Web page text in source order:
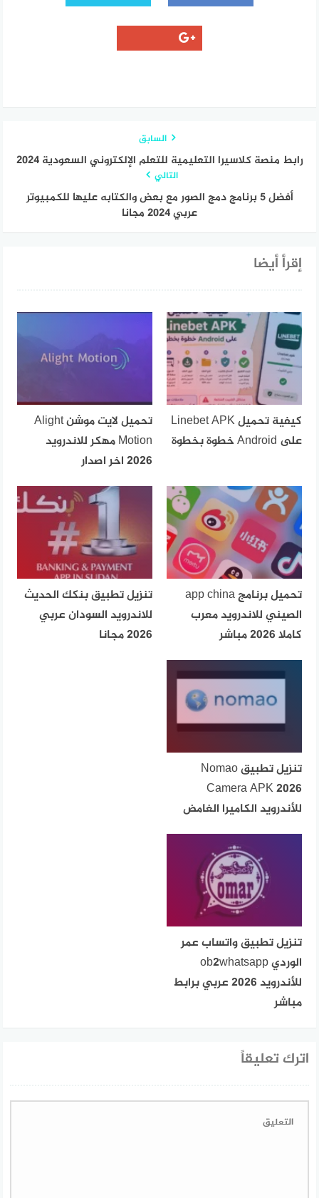
السابق
رابط منصة كلاسيرا التعليمية للتعلم الإلكتروني السعودية 2024
التالي
أفضل 5 برنامج دمج الصور مع بعض والكتابه عليها للكمبيوتر
عربي 2024 مجانا
إقرأ أيضا
كيفية تحميل Linebet APK
على Android خطوة بخطوة
تحميل لايت موشن Alight
Motion مهكر للاندرويد
2026 اخر اصدار
تحميل برنامج app china
الصيني للاندرويد معرب
كاملا 2026 مباشر
تنزيل تطبيق بنكك الحديث
للاندرويد السودان عربي
2026 مجانا
تنزيل تطبيق Nomao
Camera APK 2026
للأندرويد الكاميرا الغامض
تنزيل تطبيق واتساب عمر
الوردي ob2whatsapp
للأندرويد 2026 عربي برابط
مباشر
اترك تعليقاً